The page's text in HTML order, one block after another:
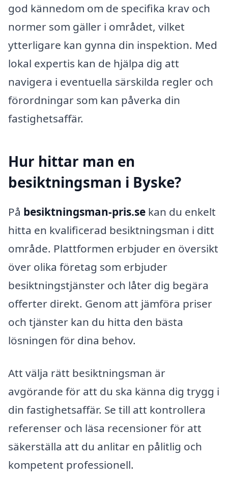
god kännedom om de specifika krav och
normer som gäller i området, vilket
ytterligare kan gynna din inspektion. Med
lokal expertis kan de hjälpa dig att
navigera i eventuella särskilda regler och
förordningar som kan påverka din
fastighetsaffär.
Hur hittar man en
besiktningsman i Byske?
På besiktningsman-pris.se kan du enkelt
hitta en kvalificerad besiktningsman i ditt
område. Plattformen erbjuder en översikt
över olika företag som erbjuder
besiktningstjänster och låter dig begära
offerter direkt. Genom att jämföra priser
och tjänster kan du hitta den bästa
lösningen för dina behov.
Att välja rätt besiktningsman är
avgörande för att du ska känna dig trygg i
din fastighetsaffär. Se till att kontrollera
referenser och läsa recensioner för att
säkerställa att du anlitar en pålitlig och
kompetent professionell.